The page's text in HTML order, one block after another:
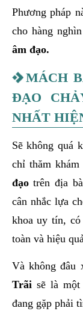
Phương pháp
cho hàng
âm đạo.
MÁCH
ĐẠO
NHẤT
Sẽ không quá
chỉ thăm
đạotrên địa
cân nhắc lựa
khoa uy tín, có
toàn và hiệu
Và không đâu
Trãisẽ là một
đang gặp phải